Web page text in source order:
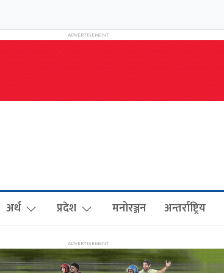
अर्थ प्रदेश मनोरञ्जन अन्तर्राष्ट्रिय